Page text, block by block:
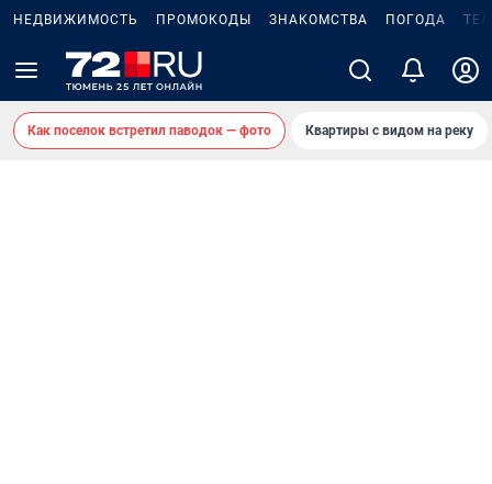
НЕДВИЖИМОСТЬ ПРОМОКОДЫ ЗНАКОМСТВА ПОГОДА
Как поселок встретил паводок — фото Квартиры с видом на реку